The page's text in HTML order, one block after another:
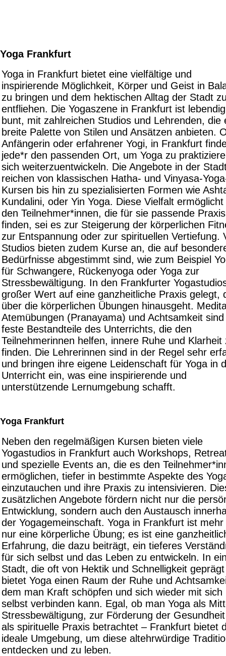
Yoga Frankfurt
Yoga in Frankfurt bietet eine vielfältige und
inspirierende Möglichkeit, Körper und Geist in
zu bringen und dem hektischen Alltag der Stadt
entfliehen. Die Yogaszene in Frankfurt ist
bunt, mit zahlreichen Studios und Lehrenden, die
breite Palette von Stilen und Ansätzen anbieten.
Anfängerin oder erfahrener Yogi, in Frankfurt
jede*r den passenden Ort, um Yoga zu
sich weiterzuentwickeln. Die Angebote in der
reichen von klassischen Hatha- und Vinyasa-
Kursen bis hin zu spezialisierten Formen wie
Kundalini, oder Yin Yoga. Diese Vielfalt ermöglicht
den Teilnehmer*innen, die für sie passende
finden, sei es zur Steigerung der körperlichen
zur Entspannung oder zur spirituellen Vertiefung.
Studios bieten zudem Kurse an, die auf
Bedürfnisse abgestimmt sind, wie zum Beispiel
für Schwangere, Rückenyoga oder Yoga zur
Stressbewältigung. In den Frankfurter
großer Wert auf eine ganzheitliche Praxis gelegt,
über die körperlichen Übungen hinausgeht.
Atemübungen (Pranayama) und Achtsamkeit
feste Bestandteile des Unterrichts, die den
Teilnehmerinnen helfen, innere Ruhe und Klarheit
finden. Die Lehrerinnen sind in der Regel sehr
und bringen ihre eigene Leidenschaft für Yoga in
Unterricht ein, was eine inspirierende und
unterstützende Lernumgebung schafft.
Yoga Frankfurt
Neben den regelmäßigen Kursen bieten viele
Yogastudios in Frankfurt auch Workshops,
und spezielle Events an, die es den
ermöglichen, tiefer in bestimmte Aspekte des
einzutauchen und ihre Praxis zu intensivieren.
zusätzlichen Angebote fördern nicht nur die
Entwicklung, sondern auch den Austausch
der Yogagemeinschaft. Yoga in Frankfurt ist mehr
nur eine körperliche Übung; es ist eine
Erfahrung, die dazu beiträgt, ein tieferes
für sich selbst und das Leben zu entwickeln. In
Stadt, die oft von Hektik und Schnelligkeit
bietet Yoga einen Raum der Ruhe und
dem man Kraft schöpfen und sich wieder mit sich
selbst verbinden kann. Egal, ob man Yoga als
Stressbewältigung, zur Förderung der
als spirituelle Praxis betrachtet – Frankfurt bietet
ideale Umgebung, um diese altehrwürdige
entdecken und zu leben.